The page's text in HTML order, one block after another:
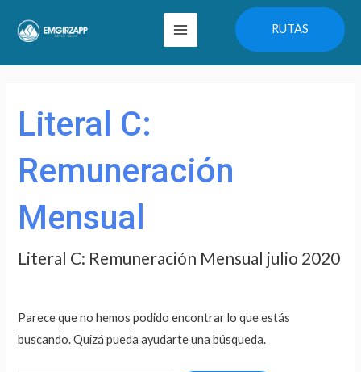
Main
Menu
RUTAS
Literal C:
Remuneración
Mensual
Literal C: Remuneración Mensual julio 2020
Parece que no hemos podido encontrar lo que estás
buscando. Quizá pueda ayudarte una búsqueda.